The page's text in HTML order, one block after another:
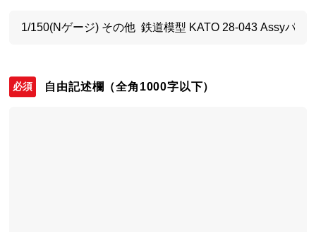
自由記述欄 （全角1000字以下）